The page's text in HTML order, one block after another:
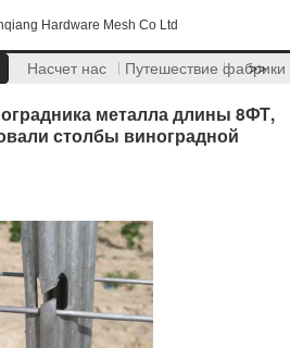
Hardware Mesh Co Ltd
Насчет нас Путешествие фабрики
>>
металла длины 8ФТ,
столбы виноградной